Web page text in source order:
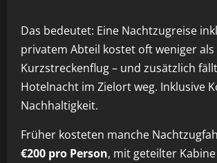
Das bedeutet: Eine Nachtzugreise
privatem Abteil kostet oft weniger als
Kurzstreckenflug – und zusätzlich
Hotelnacht im Zielort weg. Inklusive
Nachhaltigkeit.
Früher kosteten manche
€200 pro Person, mit geteilter